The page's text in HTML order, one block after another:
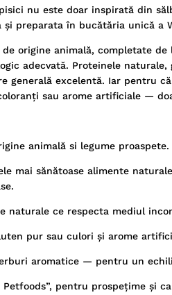
nu este doar inspirată din
preparata în bucătăria unică a
origine animală, completate
adecvată. Proteinele
generală excelentă. Iar pentru
sau arome artificiale —
animală si legume proaspete.
mai sănătoase alimente
naturale ce respecta mediul
pur sau culori și arome
aromatice — pentru un
pentru prospețime și